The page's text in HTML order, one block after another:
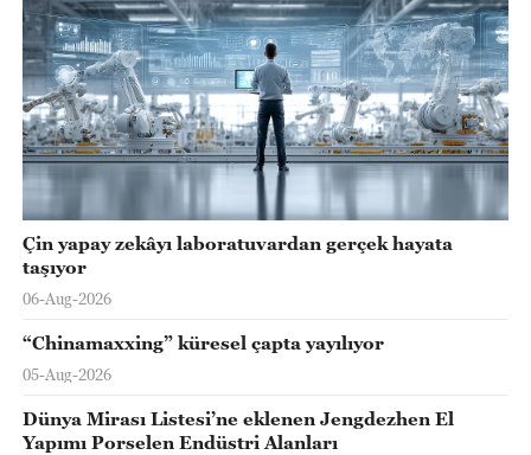
Çin yapay zekâyı laboratuvardan gerçek hayata
taşıyor
06-Aug-2026
“Chinamaxxing” küresel çapta yayılıyor
05-Aug-2026
Dünya Mirası Listesi’ne eklenen Jengdezhen El
Yapımı Porselen Endüstri Alanları